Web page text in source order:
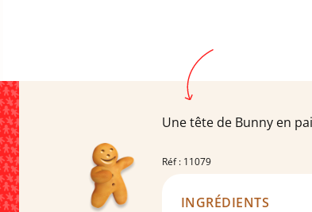
Une tête de Bunny en
Réf : 11079
INGRÉDIENTS